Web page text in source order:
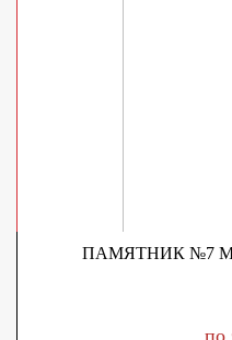
ПАМЯТНИК №7
по